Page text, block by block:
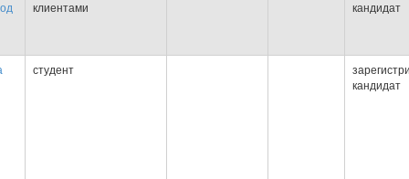
клиентами
кандидат
студент
кандидат